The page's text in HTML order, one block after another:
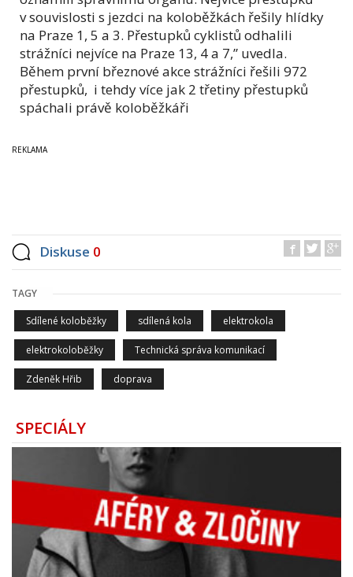
v souvislosti s jezdci na koloběžkách řešily hlídky
na Praze 1, 5 a 3. Přestupků cyklistů odhalili
strážníci nejvíce na Praze 13, 4 a 7,” uvedla.
Během první březnové akce strážníci řešili 972
přestupků, i tehdy více jak 2 třetiny přestupků
spáchali právě koloběžkáři
Diskuse 0
TAGY
Sdílené koloběžky sdílená kola elektrokola
elektrokoloběžky Technická správa komunikací
Zdeněk Hřib doprava
SPECIÁLY